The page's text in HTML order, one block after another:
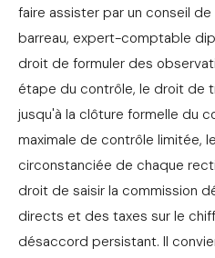
faire assister par un conseil
barreau, expert-comptable
droit de formuler des
étape du contrôle, le droit de
jusqu'à la clôture formelle du
maximale de contrôle limitée,
circonstanciée de chaque
droit de saisir la commission
directs et des taxes sur le
désaccord persistant. Il